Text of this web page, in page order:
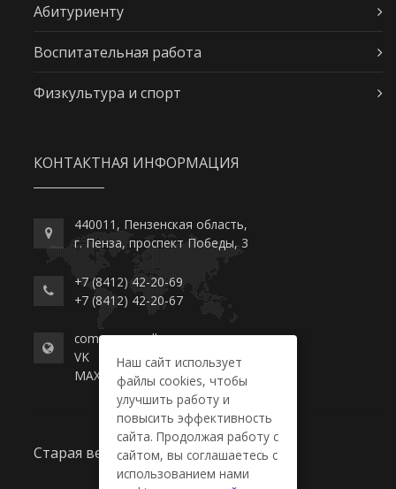
Абитуриенту
Воспитательная работа
Физкультура и спорт
КОНТАКТНАЯ ИНФОРМАЦИЯ
440011, Пензенская область,
г. Пенза, проспект Победы, 3
+7 (8412) 42-20-69
+7 (8412) 42-20-67
commerce-college.ru
VK
MAX
Старая версия сайта
Наш сайт использует
файлы cookies, чтобы
улучшить работу и
повысить эффективность
сайта. Продолжая работу с
сайтом, вы соглашаетесь с
использованием нами